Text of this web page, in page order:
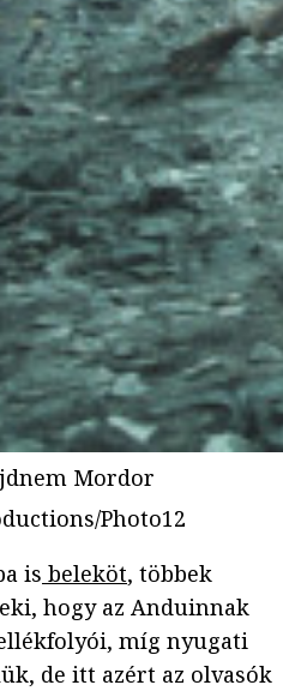
Mordor
Photo12
is beleköt, többek
hogy az Anduinnak
míg nyugati
de itt azért az olvasók